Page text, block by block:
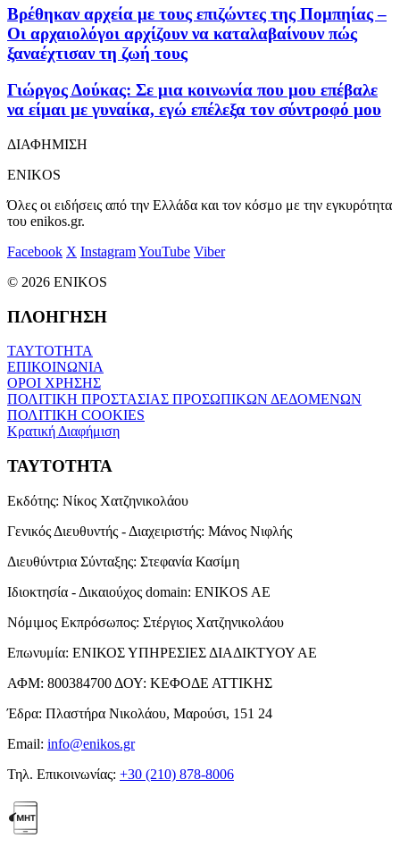
Βρέθηκαν αρχεία με τους επιζώντες της Πομπηίας –
Οι αρχαιολόγοι αρχίζουν να καταλαβαίνουν πώς
ξαναέχτισαν τη ζωή τους
Γιώργος Δούκας: Σε μια κοινωνία που μου επέβαλε
να είμαι με γυναίκα, εγώ επέλεξα τον σύντροφό μου
ΔΙΑΦΗΜΙΣΗ
ENIKOS
Όλες οι ειδήσεις από την Ελλάδα και τον κόσμο με την εγκυρότητα
του enikos.gr.
Facebook X InstagramYouTube Viber
© 2026 ENIKOS
ΠΛΟΗΓΗΣΗ
ΤΑΥΤΟΤΗΤΑ
ΕΠΙΚΟΙΝΩΝΙΑ
ΟΡΟΙ ΧΡΗΣΗΣ
ΠΟΛΙΤΙΚΗ ΠΡΟΣΤΑΣΙΑΣ ΠΡΟΣΩΠΙΚΩΝ ΔΕΔΟΜΕΝΩΝ
ΠΟΛΙΤΙΚΗ COOKIES
Κρατική Διαφήμιση
ΤΑΥΤΟΤΗΤΑ
Εκδότης: Νίκος Χατζηνικολάου
Γενικός Διευθυντής - Διαχειριστής: Μάνος Νιφλής
Διευθύντρια Σύνταξης: Στεφανία Κασίμη
Ιδιοκτησία - Δικαιούχος domain: ENIKOS AE
Νόμιμος Εκπρόσωπος: Στέργιος Χατζηνικολάου
Επωνυμία: ΕΝΙΚΟΣ ΥΠΗΡΕΣΙΕΣ ΔΙΑΔΙΚΤΥΟΥ ΑΕ
ΑΦΜ: 800384700 ΔΟΥ: ΚΕΦΟΔΕ ΑΤΤΙΚΗΣ
Έδρα: Πλαστήρα Νικολάου, Μαρούσι, 151 24
Email: info@enikos.gr
Τηλ. Επικοινωνίας: +30 (210) 878-8006